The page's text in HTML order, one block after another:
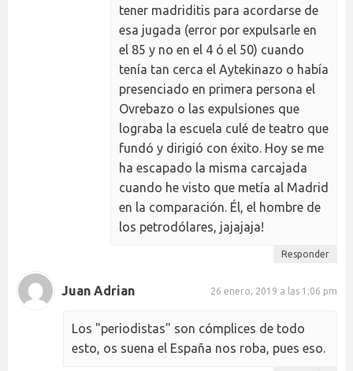
tener madriditis para acordarse de
esa jugada (error por expulsarle en
el 85 y no en el 4 ó el 50) cuando
tenía tan cerca el Aytekinazo o había
presenciado en primera persona el
Ovrebazo o las expulsiones que
lograba la escuela culé de teatro que
fundó y dirigió con éxito. Hoy se me
ha escapado la misma carcajada
cuando he visto que metía al Madrid
en la comparación. Él, el hombre de
los petrodólares, jajajaja!
Responder
Juan Adrian 26 enero, 2019 a las 1:06 pm
Los "periodistas" son cómplices de todo
esto, os suena el España nos roba, pues eso.